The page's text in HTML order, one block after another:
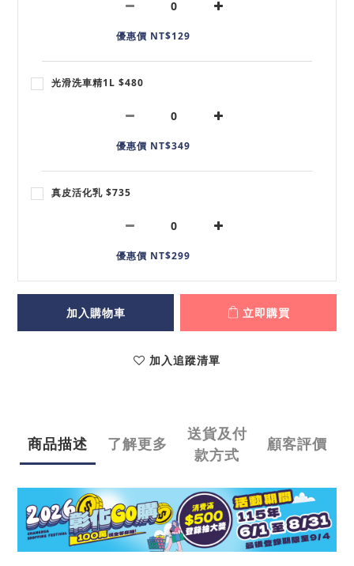
優惠價 NT$129
光滑洗車精1L $480
優惠價 NT$349
真皮活化乳 $735
優惠價 NT$299
加入購物車 立即購買
加入追蹤清單
商品描述 了解更多
送貨及付
款方式
顧客評價